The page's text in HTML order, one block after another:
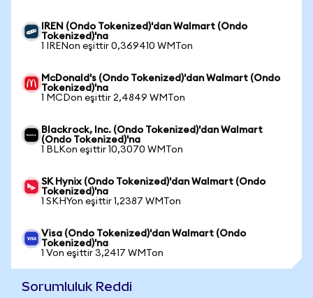
IREN (Ondo Tokenized)'dan Walmart (Ondo
Tokenized)'na
1 IRENon eşittir 0,369410 WMTon
McDonald's (Ondo Tokenized)'dan Walmart (Ondo
Tokenized)'na
1 MCDon eşittir 2,4849 WMTon
Blackrock, Inc. (Ondo Tokenized)'dan Walmart
(Ondo Tokenized)'na
1 BLKon eşittir 10,3070 WMTon
SK Hynix (Ondo Tokenized)'dan Walmart (Ondo
Tokenized)'na
1 SKHYon eşittir 1,2387 WMTon
Visa (Ondo Tokenized)'dan Walmart (Ondo
Tokenized)'na
1 Von eşittir 3,2417 WMTon
Sorumluluk Reddi